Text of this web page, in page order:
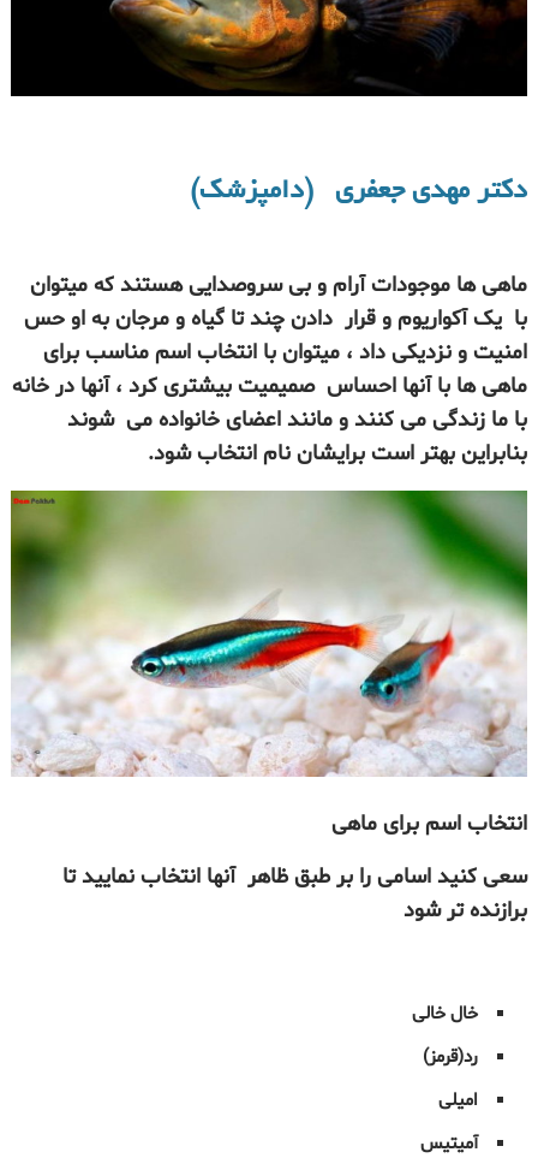
دکتر مهدی جعفری (دامپزشک)
ماهی ها موجودات آرام و بی سروصدایی هستند که میتوان
با یک آکواریوم و قرار دادن چند تا گیاه و مرجان به او حس
امنیت و نزدیکی داد ، میتوان با انتخاب اسم مناسب برای
ماهی ها با آنها احساس صمیمیت بیشتری کرد ، آنها در خانه
با ما زندگی می کنند و مانند اعضای خانواده می شوند
بنابراین بهتر است برایشان نام انتخاب شود.
انتخاب اسم برای ماهی
سعی کنید اسامی را بر طبق ظاهر آنها انتخاب نمایید تا
برازنده تر شود
خال خالی
رد(قرمز)
امیلی
آمیتیس